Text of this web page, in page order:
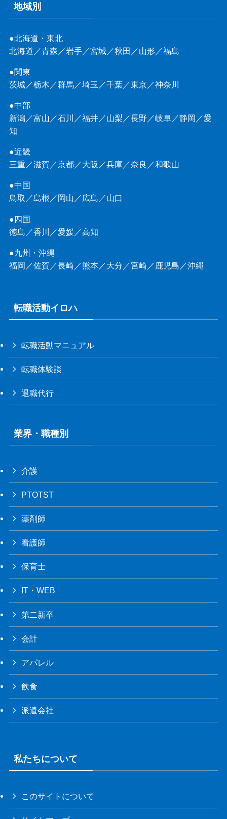
地域別
●北海道・東北
北海道 ／青森 ／岩手／宮城／秋田 ／山形／福島
●関東
茨城／栃木 ／群馬／埼玉 ／千葉／東京／神奈川
●中部
新潟／富山 ／石川 ／福井／山梨 ／長野 ／岐阜／静岡 ／愛
知
●近畿
三重／滋賀 ／京都／大阪 ／兵庫／奈良 ／和歌山
●中国
鳥取 ／島根 ／ 岡山 ／ 広島 ／山口
●四国
徳島 ／香川 ／愛媛／高知
●九州・沖縄
福岡 ／佐賀 ／長崎／熊本／大分 ／宮崎／ 鹿児島 ／沖縄
転職活動イロハ
転職活動マニュアル
転職体験談
退職代行
業界・職種別
介護
PTOTST
薬剤師
看護師
保育士
IT・WEB
第二新卒
会計
アパレル
飲食
派遣会社
私たちについて
このサイトについて